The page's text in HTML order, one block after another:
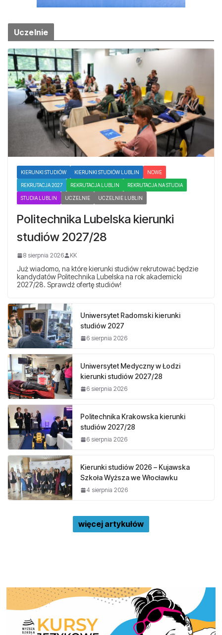
Uczelnie
KIERUNKI STUDIÓW KIERUNKI STUDIÓW LUBLIN NOWE
REKRUTACJA 2027 REKRUTACJA LUBLIN REKRUTACJA NA STUDIA
STUDIA LUBLIN UCZELNIE UCZELNIE LUBLIN
Politechnika Lubelska kierunki
studiów 2027/28
8 sierpnia 2026 KK
Już wiadomo, na które kierunki studiów rekrutować będzie
kandydatów Politechnika Lubelska na rok akademicki
2027/28. Sprawdź ofertę studiów!
Uniwersytet Radomski kierunki
studiów 2027
6 sierpnia 2026
Uniwersytet Medyczny w Łodzi
kierunki studiów 2027/28
6 sierpnia 2026
Politechnika Krakowska kierunki
studiów 2027/28
6 sierpnia 2026
Kierunki studiów 2026 – Kujawska
Szkoła Wyższa we Włocławku
4 sierpnia 2026
więcej artykułów